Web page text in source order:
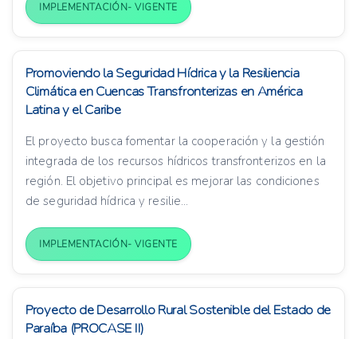
IMPLEMENTACIÓN- VIGENTE
Promoviendo la Seguridad Hídrica y la Resiliencia
Climática en Cuencas Transfronterizas en América
Latina y el Caribe
El proyecto busca fomentar la cooperación y la gestión
integrada de los recursos hídricos transfronterizos en la
región. El objetivo principal es mejorar las condiciones
de seguridad hídrica y resilie...
IMPLEMENTACIÓN- VIGENTE
Proyecto de Desarrollo Rural Sostenible del Estado de
Paraíba (PROCASE II)